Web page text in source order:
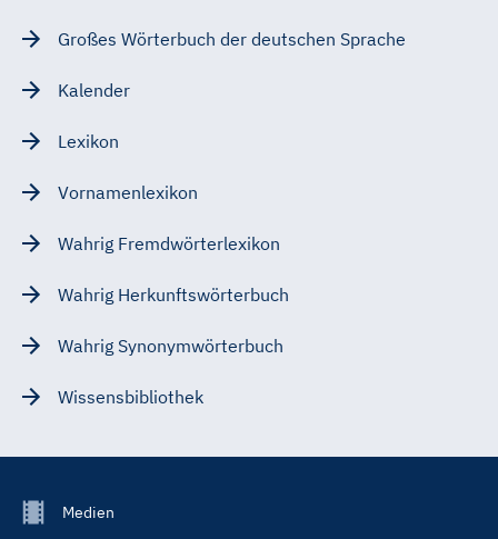
Großes Wörterbuch der deutschen Sprache
Kalender
Lexikon
Vornamenlexikon
Wahrig Fremdwörterlexikon
Wahrig Herkunftswörterbuch
Wahrig Synonymwörterbuch
Wissensbibliothek
FooterMedien